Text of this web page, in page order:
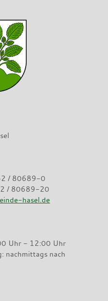
/ 80689-0
/ 80689-20
hasel.de
Uhr - 12:00 Uhr
nachmittags nach